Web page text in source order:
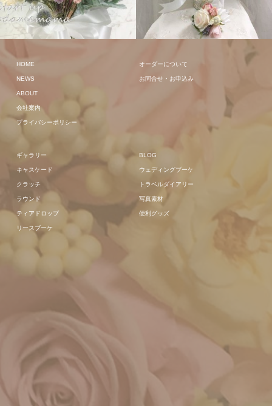
クラッチ
HOME
NEWS
ABOUT
会社案内
プライバシーポリシー
オーダーについて
お問合せ・お申込み
ギャラリー
キャスケード
クラッチ
ラウンド
ティアドロップ
リースブーケ
BLOG
ウェディングブーケ
トラベルダイアリー
写真素材
便利グッズ